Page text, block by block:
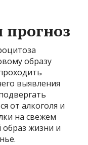
образу
выявления
от алкоголя и
на свежем
образ жизни и